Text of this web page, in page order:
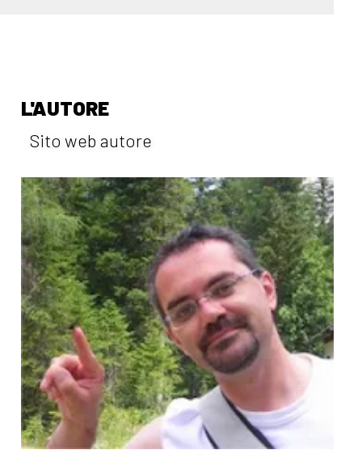
L'AUTORE
Sito web autore